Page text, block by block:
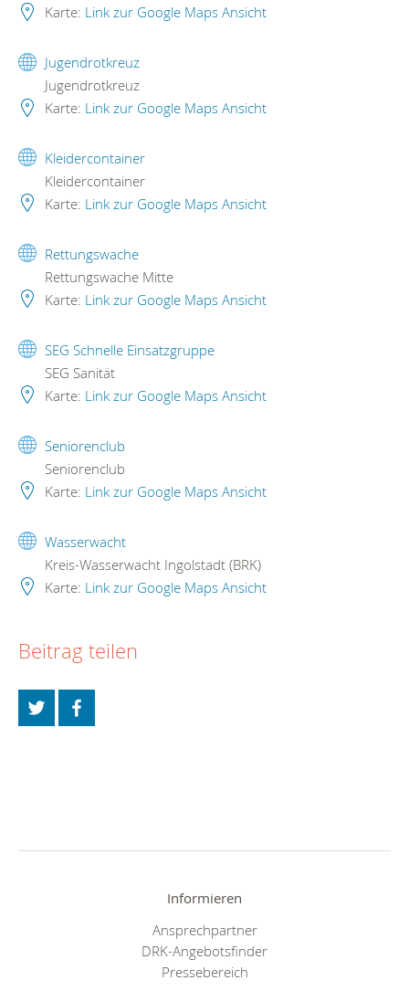
Karte: Link zur Google Maps Ansicht
Jugendrotkreuz
Jugendrotkreuz
Karte: Link zur Google Maps Ansicht
Kleidercontainer
Kleidercontainer
Karte: Link zur Google Maps Ansicht
Rettungswache
Rettungswache Mitte
Karte: Link zur Google Maps Ansicht
SEG Schnelle Einsatzgruppe
SEG Sanität
Karte: Link zur Google Maps Ansicht
Seniorenclub
Seniorenclub
Karte: Link zur Google Maps Ansicht
Wasserwacht
Kreis-Wasserwacht Ingolstadt (BRK)
Karte: Link zur Google Maps Ansicht
Beitrag teilen
Informieren
Ansprechpartner
DRK-Angebotsfinder
Pressebereich